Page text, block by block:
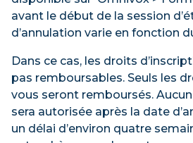
avant le début de la session
d’annulation varie en fonction
Dans ce cas, les droits
pas remboursables. Seuls les
vous seront remboursés.
sera autorisée après la date
un délai d’environ quatre